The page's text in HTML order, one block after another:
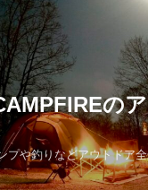
の
プや釣りなどアウトドア